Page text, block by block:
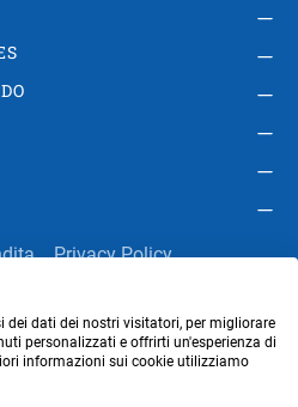
Privacy Policy
dei cookie
dei dati dei nostri visitatori, per migliorare
personalizzati e offrirti un'esperienza di
informazioni sui cookie utilizziamo